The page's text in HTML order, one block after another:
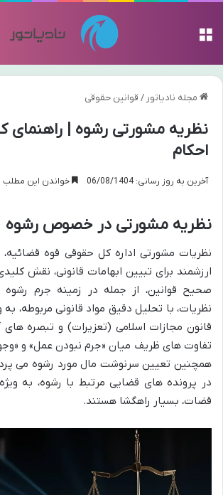
مجله نادیاتور / قوانین حقوقی
نظریه مشورتی رشوه | راهنمای
احکام
آخرین به روز رسانی: 06/08/1404 خواندن این مطلب 13 دقیقه زمان میبرد
نظریه مشورتی در خصوص رشوه
نظریات مشورتی اداره کل حقوقی قوه قضائیه،
ارزشمند برای تبیین ابهامات قانونی، نقش
صحیح قوانین، از جمله در زمینه جرم رشوه
قانون مجازات اسلامی (تعزیرات) و تبصره
تفاوت های ظریف میان «جرم نبودن عمل» و
همچنین تعیین سرنوشت مال مورد رشوه می
در پرونده های قضایی مرتبط با رشوه، به
قضات، بسیار راهگشا هستند.